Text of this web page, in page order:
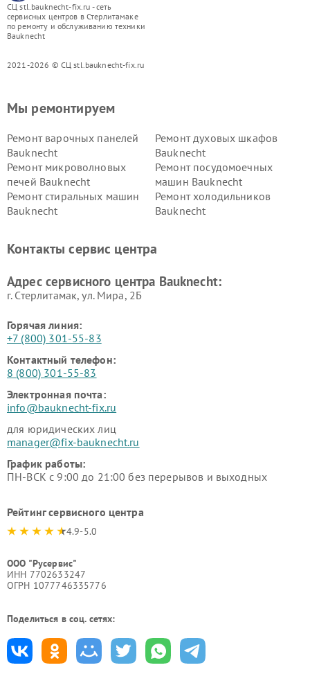
СЦ stl.bauknecht-fix.ru - сеть
сервисных центров в Стерлитамаке
по ремонту и обслуживанию техники
Bauknecht
2021-2026 © СЦ stl.bauknecht-fix.ru
Мы ремонтируем
Ремонт варочных панелей
Bauknecht
Ремонт духовых шкафов
Bauknecht
Ремонт микроволновых
печей Bauknecht
Ремонт посудомоечных
машин Bauknecht
Ремонт стиральных машин
Bauknecht
Ремонт холодильников
Bauknecht
Контакты сервис центра
Адрес сервисного центра Bauknecht:
г. Стерлитамак, ул. Мира, 2Б
Горячая линия:
+7 (800) 301-55-83
Контактный телефон:
8 (800) 301-55-83
Электронная почта:
info@bauknecht-fix.ru
для юридических лиц
manager@fix-bauknecht.ru
График работы:
ПН-ВСК с 9:00 до 21:00 без перерывов и выходных
Рейтинг сервисного центра
4.9-5.0
ООО "Русервис"
ИНН 7702633247
ОГРН 1077746335776
Поделиться в соц. сетях: